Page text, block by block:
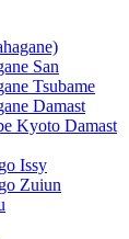
San
Tsubame
Damast
Kyoto Damast
Issy
Zuiun